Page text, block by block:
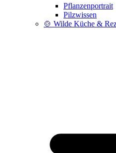
Pflanzenportrait
Pilzwissen
🍲 Wilde Küche &